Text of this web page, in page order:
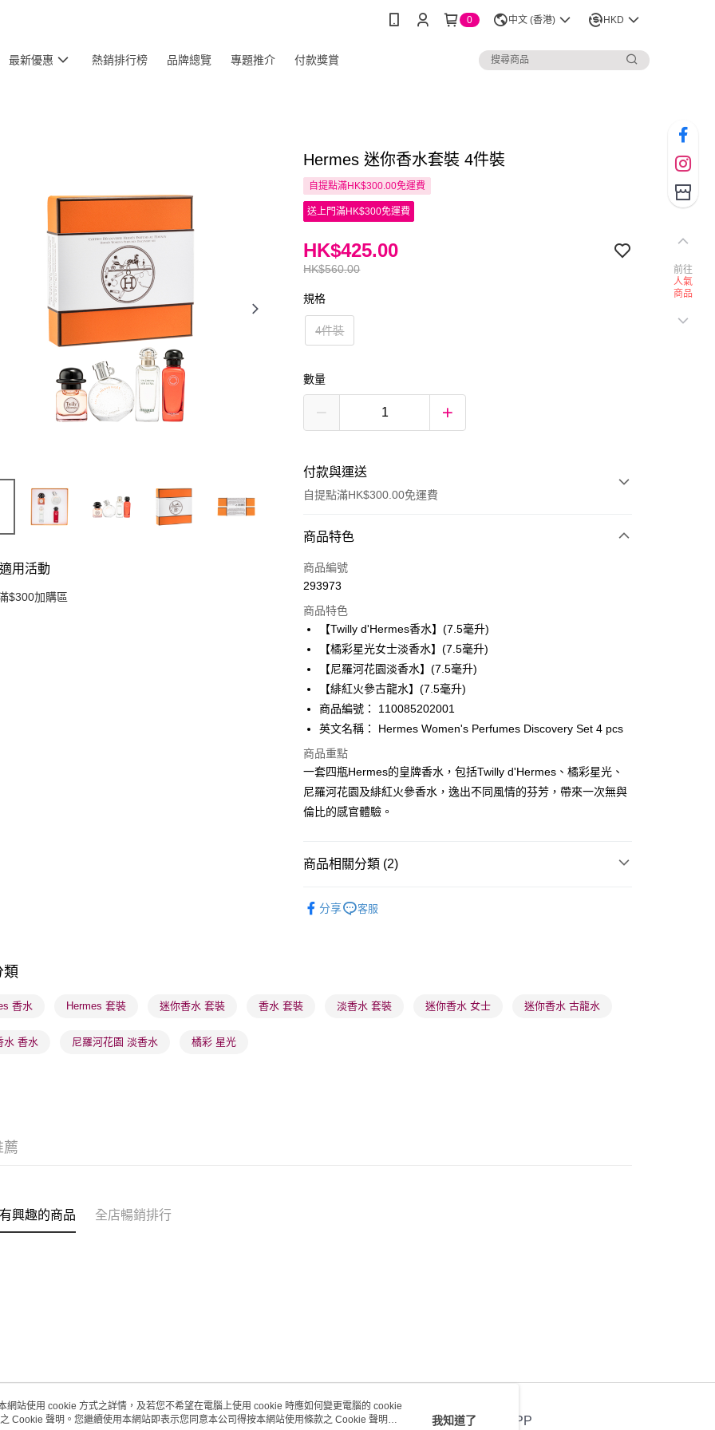
0 中文 (香港) HKD
最新優惠 熱銷排行榜 品牌總覽 專題推介 付款獎賞
用活動
$300加購區
Hermes 迷你香水套裝 4件裝
自提點滿HK$300.00免運費
送上門滿HK$300免運費
HK$560.00
HK$425.00
規格
4件裝
數量
付款與運送
自提點滿HK$300.00免運費
付款方式
信用卡
AlipayHK
PayMe
WeChat Pay
BoC Pay
送貨方式
順豐自助櫃 - 確認發貨後1-3個工作天送達
每筆HK$65.00，滿HK$300.00或以上免運費
每筆HK$65.00，滿HK$300.00或以上免運費
物流公司進行物流配送
每筆HK$20.00，滿HK$100.00或以上免運費
商品特色
商品編號
293973
商品特色
【Twilly d'Hermes香水】(7.5毫升)
【橘彩星光女士淡香水】(7.5毫升)
【尼羅河花園淡香水】(7.5毫升)
【緋紅火參古龍水】(7.5毫升)
商品編號： 110085202001
英文名稱： Hermes Women's Perfumes Discovery Set 4 pcs
商品重點
一套四瓶Hermes的皇牌香水，包括Twilly d'Hermes、橘彩星光、
尼羅河花園及緋紅火參香水，逸出不同風情的芬芳，帶來一次無與
倫比的感官體驗。
商品相關分類 (2)
分享 客服
類
香水 Hermes 套裝 迷你香水 套裝 香水 套裝 淡香水 套裝 迷你香水 女士 迷你香水 古龍水
水 香水 尼羅河花園 淡香水 橘彩 星光
薦
興趣的商品 全店暢銷排行
關於我們 客戶服務 官方APP
前往
人氣
商品
網站使用 cookie 方式之詳情，及若您不希望在電腦上使用 cookie 時應如何變更電腦的 cookie
之 Cookie 聲明。您繼續使用本網站即表示您同意本公司得按本網站使用條款之 Cookie 聲明使
我知道了